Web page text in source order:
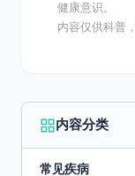
健康意识。
内容仅供科普
内容分类
常见疾病